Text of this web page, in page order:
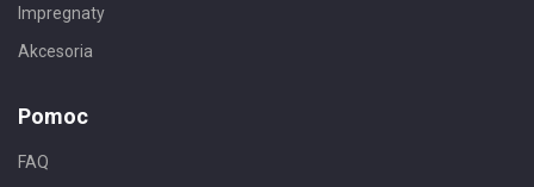
Impregnaty
Akcesoria
Pomoc
FAQ